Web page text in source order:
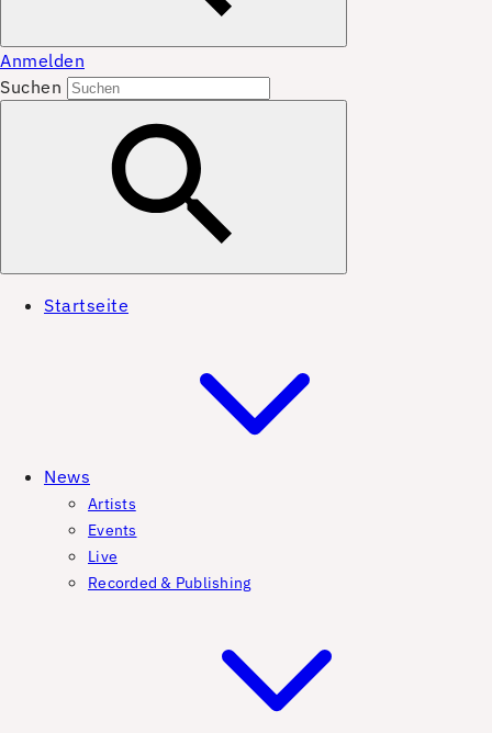
Anmelden
Suchen
Startseite
News
Artists
Events
Live
Recorded & Publishing